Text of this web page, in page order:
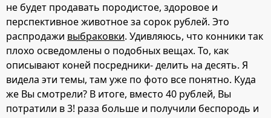
не будет продавать породистое, здоровое и
перспективное животное за сорок рублей. Это
распродажи выбраковки. Удивляюсь, что конники так
плохо осведомлены о подобных вещах. То, как
описывают коней посредники- делить на десять. Я
видела эти темы, там уже по фото все понятно. Куда
же Вы смотрели? В итоге, вместо 40 рублей, Вы
потратили в 3! раза больше и получили беспородь и